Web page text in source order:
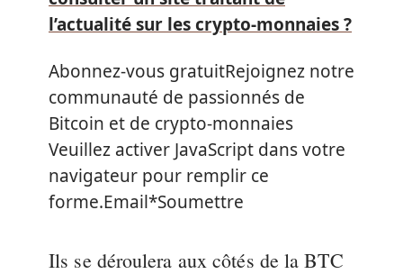
l’actualité sur les crypto-monnaies ?
Abonnez-vous gratuitRejoignez notre
communauté de passionnés de
Bitcoin et de crypto-monnaies
Veuillez activer JavaScript dans votre
navigateur pour remplir ce
forme.Email*Soumettre
Ils se déroulera aux côtés de la BTC